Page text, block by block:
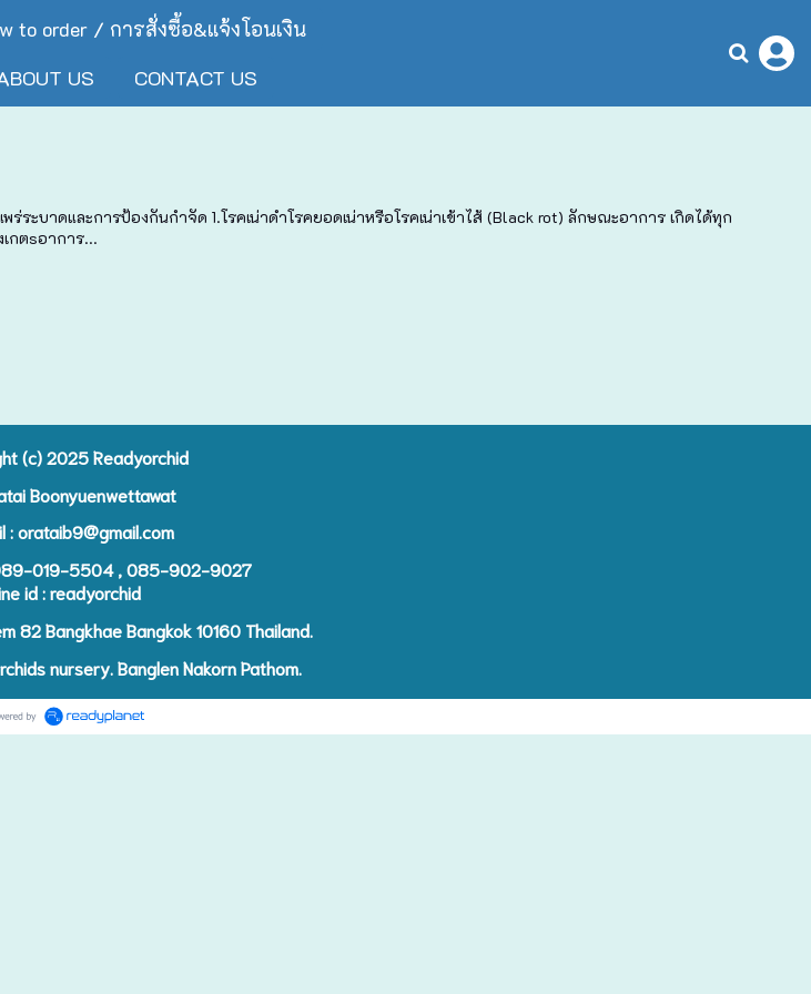
to order / การสั่งซื้อ&แจ้งโอนเงิน
US CONTACT US
ะบาดและการป้องกันกำจัด 1.โรคเน่าดำโรคยอดเน่าหรือโรคเน่าเข้าไส้ (Black rot) ลักษณะอาการ เกิดได้ทุก
กตsอาการ...
(c) 2025 Readyorchid
Boonyuenwettawat
:orataib9@gmail.com
019-5504 , 085-902-9027
id : readyorchid
82 Bangkhae Bangkok 10160 Thailand.
nursery. Banglen Nakorn Pathom.